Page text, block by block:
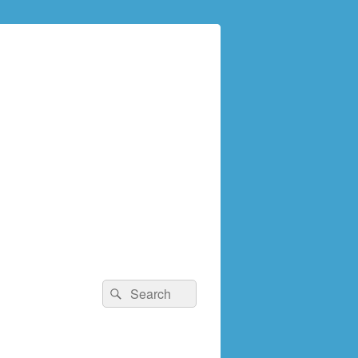
検
索:
検
索